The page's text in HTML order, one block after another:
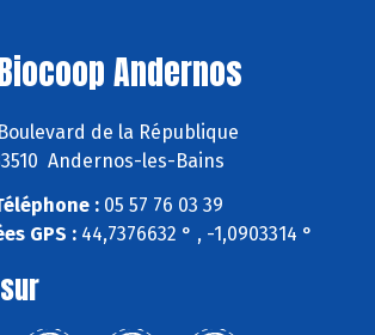
Andernos
de la République
Andernos-les-Bains
:05 57 76 03 39
GPS : 44,7376632 ° , -1,0903314 °